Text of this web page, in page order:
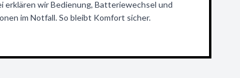
erklären wir Bedienung, Batteriewechsel und
im Notfall. So bleibt Komfort sicher.